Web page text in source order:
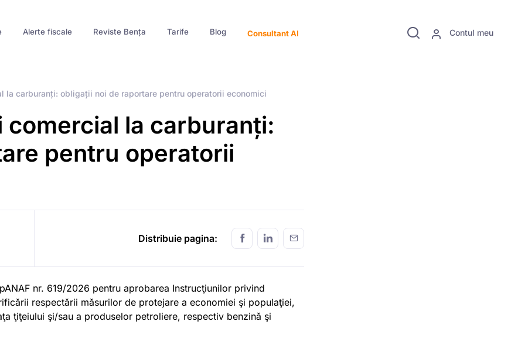
Contul meu
Alerte fiscale Reviste Bența Tarife Blog Consultant AI
la carburanți: obligații noi de raportare pentru operatorii economici
la carburanți:
pentru operatorii
Distribuie pagina:
nr. 619/2026 pentru aprobarea Instrucţiunilor privind
respectării măsurilor de protejare a economiei şi populaţiei,
ţiţeiului şi/sau a produselor petroliere, respectiv benzină şi